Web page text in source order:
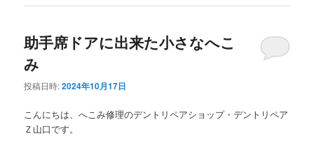
助手席ドアに出来た小さなへこ
み
投稿日時:2024年10月17日
こんにちは、へこみ修理のデントリペアショップ・デントリペア
Ｚ山口です。